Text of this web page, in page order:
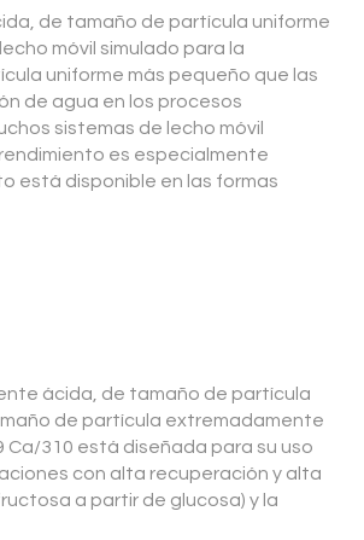
de tamaño de partícula uniforme
móvil simulado para la
uniforme más pequeño que las
de agua en los procesos
sistemas de lecho móvil
es especialmente
está disponible en las formas
ácida, de tamaño de partícula
de partícula extremadamente
Ca/310 está diseñada para su uso
con alta recuperación y alta
a partir de glucosa) y la